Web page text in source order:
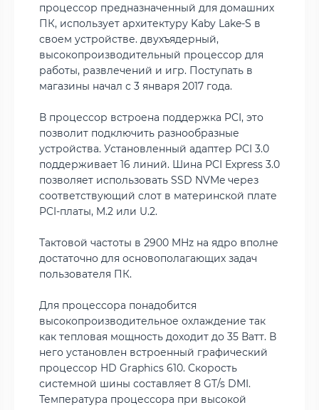
процессор предназначенный для домашних
ПК, использует архитектуру Kaby Lake-S в
своем устройстве. двухъядерный,
высокопроизводительный процессор для
работы, развлечений и игр. Поступать в
магазины начал с 3 января 2017 года.
В процессор встроена поддержка PCI, это
позволит подключить разнообразные
устройства. Установленный адаптер PCI 3.0
поддерживает 16 линий. Шина PCI Express 3.0
позволяет использовать SSD NVMe через
соответствующий слот в материнской плате
PCI-платы, M.2 или U.2.
Тактовой частоты в 2900 MHz на ядро вполне
достаточно для основополагающих задач
пользователя ПК.
Для процессора понадобится
высокопроизводительное охлаждение так
как тепловая мощность доходит до 35 Ватт. В
него установлен встроенный графический
процессор HD Graphics 610. Скорость
системной шины составляет 8 GT/s DMI.
Температура процессора при высокой